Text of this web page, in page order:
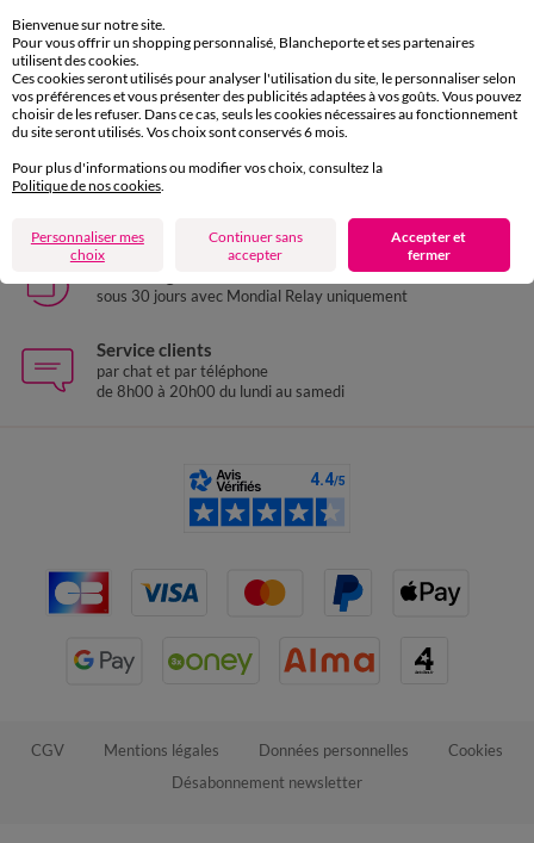
Paiement 100% sécurisé
Payez plus tard ou en plusieurs fois
Livraison express
sous 30 jours avec Mondial Relay uniquement
Service clients
par chat et par téléphone
de 8h00 à 20h00 du lundi au samedi
CGV Mentions légales Données personnelles
Cookies
Désabonnement newsletter
Bienvenue sur notre site.
Pour vous offrir un shopping personnalisé, Blancheporte et ses partenaires
utilisent des cookies.
Ces cookies seront utilisés pour analyser l'utilisation du site, le personnaliser selon
vos préférences et vous présenter des publicités adaptées à vos goûts. Vous pouvez
choisir de les refuser. Dans ce cas, seuls les cookies nécessaires au fonctionnement
du site seront utilisés. Vos choix sont conservés 6 mois.
Pour plus d'informations ou modifier vos choix, consultez la
Politique de nos cookies.
Personnaliser mes
choix
Continuer sans
accepter
Accepter et
fermer